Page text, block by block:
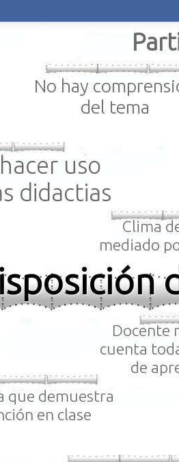
uso
didactias
No hay
del tema
Clima
mediado
que demuestra
en clase
Docente
cuenta
de